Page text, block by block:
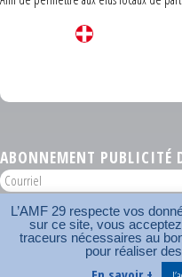
ABONNEMENT PUBLICITÉ
AMF 29 © 2026
Plan du site Nos coordonnées
Carrefour des communes
AMF
L’AMF 29 respecte vos
sur ce site, vous
traceurs nécessaires au
pour réaliser